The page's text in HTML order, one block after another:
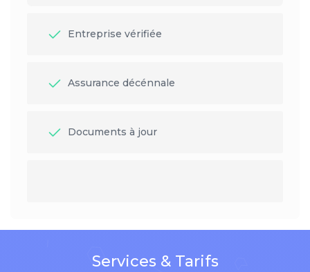
Entreprise vérifiée
Assurance décénnale
Documents à jour
Services & Tarifs